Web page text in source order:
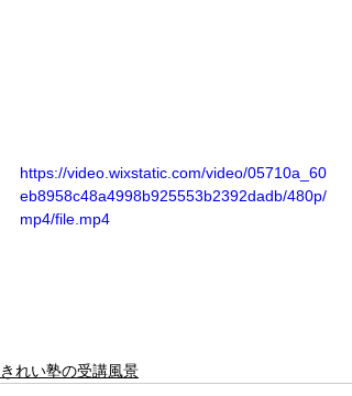
https://video.wixstatic.com/video/05710a_60
eb8958c48a4998b925553b2392dadb/480p/
mp4/file.mp4
きれい塾の受講風景